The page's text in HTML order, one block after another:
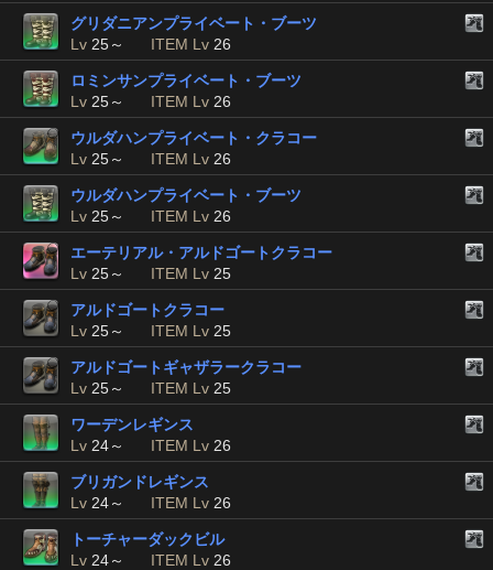
グリダニアンプライベート・ブーツ
Lv 25～ ITEM Lv 26
ロミンサンプライベート・ブーツ
Lv 25～ ITEM Lv 26
ウルダハンプライベート・クラコー
Lv 25～ ITEM Lv 26
ウルダハンプライベート・ブーツ
Lv 25～ ITEM Lv 26
エーテリアル・アルドゴートクラコー
Lv 25～ ITEM Lv 25
アルドゴートクラコー
Lv 25～ ITEM Lv 25
アルドゴートギャザラークラコー
Lv 25～ ITEM Lv 25
ワーデンレギンス
Lv 24～ ITEM Lv 26
ブリガンドレギンス
Lv 24～ ITEM Lv 26
トーチャーダックビル
Lv 24～ ITEM Lv 26